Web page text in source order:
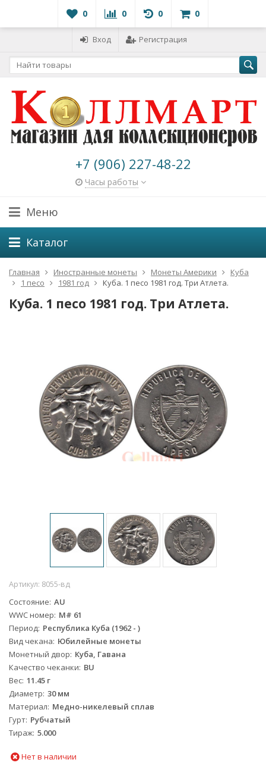
0 0 0 0
Вход Регистрация
+7 (906) 227-48-22
Часы работы
Меню
Каталог
Главная Иностранные монеты Монеты Америки
Куба
1 песо
1981 год Куба. 1 песо 1981 год. Три Атлета.
Куба. 1 песо 1981 год. Три Атлета.
Артикул: 8055-вд
Состояние AU
WWC номер M# 61
Период Республика Куба (1962 - )
Вид чекана Юбилейные монеты
Монетный двор Куба, Гавана
Качество чеканки BU
Вес 11.45 г
Диаметр 30 мм
Материал Медно-никелевый сплав
Гурт Рубчатый
Тираж 5.000
Нет в наличии